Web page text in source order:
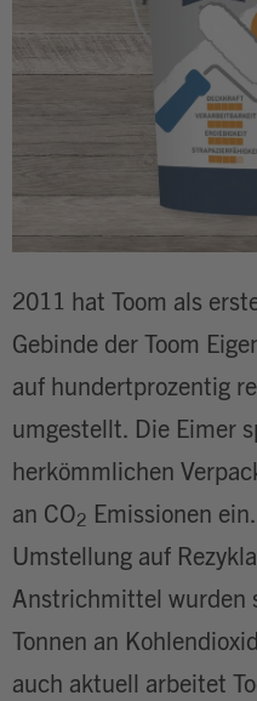
2011 hat Toom als
Gebinde der Toom
auf hundertprozentig
umgestellt. Die Eimer
herkömmlichen
an CO2
Emissionen
Umstellung auf
Anstrichmittel wurden
Tonnen an
auch aktuell arbeitet